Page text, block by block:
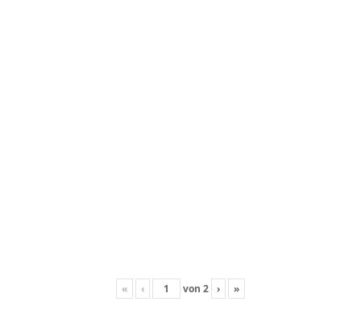
« ‹ von 2 › »